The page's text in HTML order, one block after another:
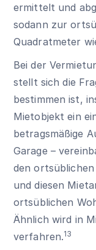
ermittelt und
sodann zur
Quadratmeter
Bei der
stellt sich die
bestimmen ist,
Mietobjekt ein
betragsmäßige
Garage –
den
und diesen
ortsüblichen
Ähnlich wird in
verfahren.13